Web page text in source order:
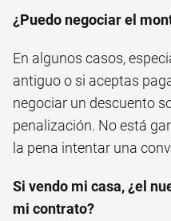
¿Puedo negociar el
En algunos casos,
antiguo o si aceptas
negociar un descuento
penalización. No está
la pena intentar una
Si vendo mi casa, ¿el
mi contrato?